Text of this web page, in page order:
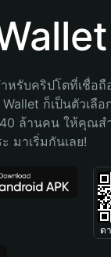
หรับคริปโตที่เชื่อถื
ก็เป็นตัวเลื
40 ล้านคน ให้คุณส
มาเริ่มกันเลย!
ด